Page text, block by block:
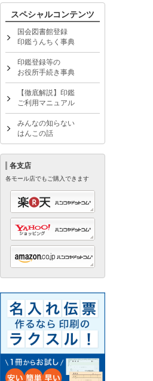
スペシャルコンテンツ
国会図書館登録
印鑑うんちく事典
印鑑登録等の
お役所手続き事典
【徹底解説】印鑑
ご利用マニュアル
みんなの知らない
はんこの話
各支店
各モール店でもご購入できます